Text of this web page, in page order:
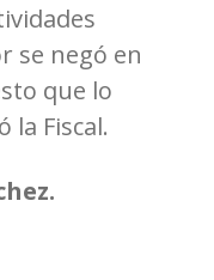
se negó en
que lo
la Fiscal.